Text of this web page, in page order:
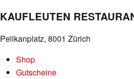
KAUFLEUTEN
Pelikanplatz, 8001 Zürich
Shop
Gutscheine